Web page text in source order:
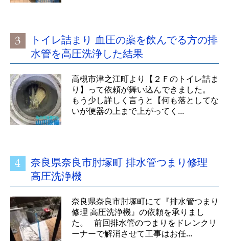
トイレ詰まり 血圧の薬を飲んでる方の排
水管を高圧洗浄した結果
高槻市津之江町より【２Ｆのトイレ詰ま
り】って依頼が舞い込んできました。
もう少し詳しく言うと【何も落としてな
いが便器の上まで上がってく...
奈良県奈良市肘塚町 排水管つまり修理
高圧洗浄機
奈良県奈良市肘塚町にて『排水管つまり
修理 高圧洗浄機』の依頼を承りまし
た。 前回排水管のつまりをドレンクリ
ーナーで解消させて工事はお任...